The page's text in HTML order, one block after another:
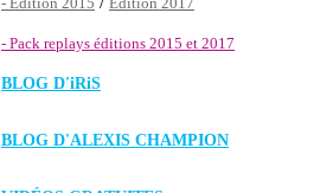
- Pack replays éditions 2015 et 2017
BLOG D'iRiS
BLOG D'ALEXIS CHAMPION